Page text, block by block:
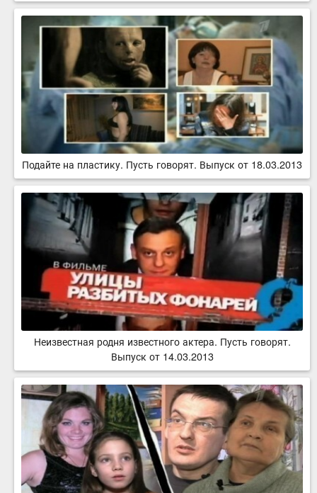
Подайте на пластику. Пусть говорят. Выпуск от 18.03.2013
Неизвестная родня известного актера. Пусть говорят.
Выпуск от 14.03.2013